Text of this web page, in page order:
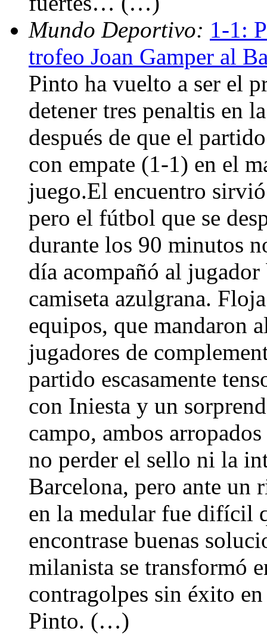
Mundo Deportivo: 1-1:
trofeo Joan Gamper al
Pinto ha vuelto a ser el
detener tres penaltis en
después de que el
con empate (1-1) en el
juego.El encuentro
pero el fútbol que se
durante los 90 minutos
día acompañó al
camiseta azulgrana.
equipos, que mandaron
jugadores de
partido escasamente
con Iniesta y un
campo, ambos
no perder el sello ni la
Barcelona, pero ante un
en la medular fue difícil
encontrase buenas
milanista se transformó
contragolpes sin éxito
Pinto. (…)